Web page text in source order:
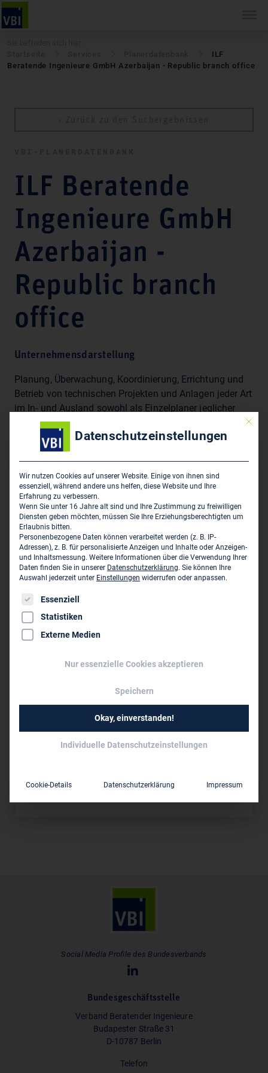
ILF
Beratende Ingenieure GmbH Azerbaijan - Republic branch office
ILF Beratende
Ingenieure GmbH
Azerbaijan -
Republic branch
office
Unternehmensdarstellung
Planung, Überwachung, Koordinierung, Errichtung und
Betrieb von technischen Projekten und Anlagen jeder Art
im In- und Ausland sowohl als Einzelplaner jeglicher
Teilbereiche als auch der Gesamtprojekte, wie auch als
Generalplaner oder Generalübernehmer.
Sitz des Zweigbüros
ILF Beratende Ingenieure GmbH Azerbaijan - Republic
branch office
Mustafazadeh Str. 6/10
AZ-1000 Baku
00994 12 437 24 89
www.ilf.com
D-81829 München
089 25 55 94 0
Social Media Profile des Bundesverbands
Bundesgeschäftsstelle
Verband Beratender Ingenieure
Budapester Straße 31
D-10787 Berlin
Telefon
Mit
Datenschutzeinstellungen
Wir nutzen Cookies auf unserer Website. Einige von ihnen sind
essenziell, während andere uns helfen, diese Website und Ihre
Erfahrung zu verbessern.
Wenn Sie unter 16 Jahre alt sind und Ihre Zustimmung zu freiwilligen
Diensten geben möchten, müssen Sie Ihre Erziehungsberechtigten um
Erlaubnis bitten.
Personenbezogene Daten können verarbeitet werden (z. B. IP-
Adressen), z. B. für personalisierte Anzeigen und Inhalte oder Anzeigen-
und Inhaltsmessung. Weitere Informationen über die Verwendung Ihrer
Daten finden Sie in unserer Datenschutzerklärung. Sie können Ihre
Auswahl jederzeit unter Einstellungen widerrufen oder anpassen.
Es folgt eine Liste der Service-Gruppen, für die eine
Essenziell
Statistiken
Externe Medien
Nur essenzielle Cookies akzeptieren
Speichern
Okay, einverstanden!
Individuelle Datenschutzeinstellungen
Cookie-Details Datenschutzerklärung Impressum